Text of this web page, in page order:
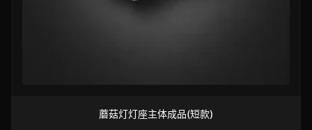
蘑菇灯灯座主体成品(短款)